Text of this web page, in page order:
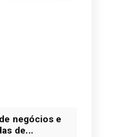
negócios e
de...